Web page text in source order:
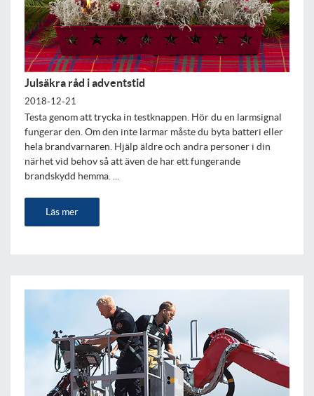
Julsäkra råd i adventstid
2018-12-21
Testa genom att trycka in testknappen. Hör du en larmsignal
fungerar den. Om den inte larmar måste du byta batteri eller
hela brandvarnaren. Hjälp äldre och andra personer i din
närhet vid behov så att även de har ett fungerande
brandskydd hemma. ...
Läs mer